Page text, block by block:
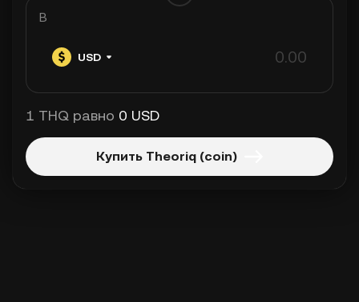
В
USD
1 THQ равно 0 USD
Купить Theoriq (coin)